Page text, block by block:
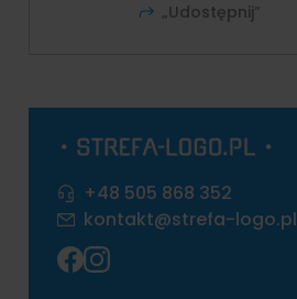
„Udostępnij”
+48 505 868 352
kontakt@strefa-logo.pl